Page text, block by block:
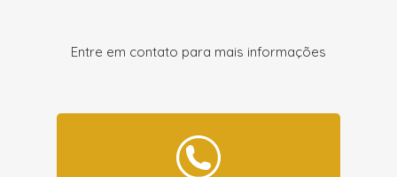
Entre em contato para mais informações